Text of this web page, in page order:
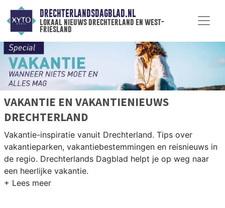
DRECHTERLANDSDAGBLAD.NL
lokaal nieuws drechterland en west-
friesland
VAKANTIE EN VAKANTIENIEUWS
DRECHTERLAND
Vakantie-inspiratie vanuit Drechterland. Tips over
vakantieparken, vakantiebestemmingen en reisnieuws in
de regio. Drechterlands Dagblad helpt je op weg naar
een heerlijke vakantie.